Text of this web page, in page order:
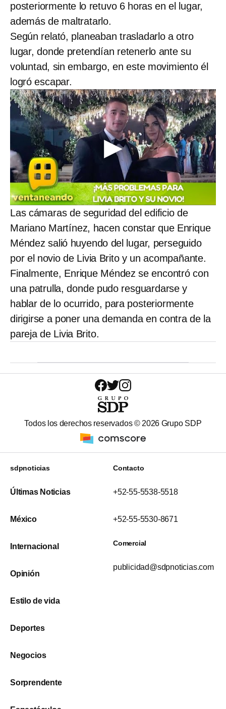
posteriormente lo retuvo 6 horas en el lugar,
además de maltratarlo.
Según relató, planeaban trasladarlo a otro
lugar, donde pretendían retenerlo ante su
voluntad, sin embargo, en este movimiento él
logró escapar.
Las cámaras de seguridad del edificio de
Mariano Martínez, hacen constar que Enrique
Méndez salió huyendo del lugar, perseguido
por el novio de Livia Brito y un acompañante.
Finalmente, Enrique Méndez se encontró con
una patrulla, donde pudo resguardarse y
hablar de lo ocurrido, para posteriormente
dirigirse a poner una demanda en contra de la
pareja de Livia Brito.
Todos los derechos reservados © 2026 Grupo SDP
sdpnoticias
Últimas Noticias
México
Internacional
Opinión
Estilo de vida
Deportes
Negocios
Sorprendente
Contacto
+52-55-5538-5518
+52-55-5530-8671
Comercial
publicidad@sdpnoticias.com